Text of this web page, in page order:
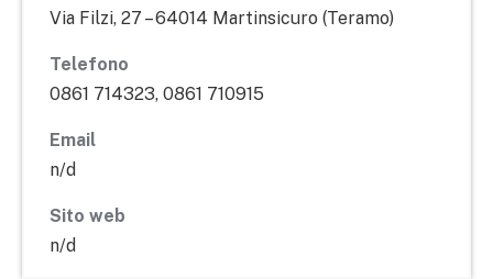
Via Filzi, 27 – 64014 Martinsicuro (Teramo)
Telefono
0861 714323, 0861 710915
Email
n/d
Sito web
n/d